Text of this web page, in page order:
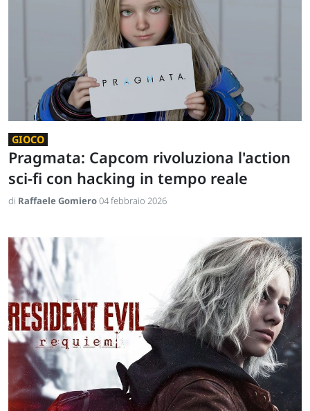
GIOCO
Pragmata: Capcom rivoluziona l'action
sci-fi con hacking in tempo reale
di Raffaele Gomiero04 febbraio 2026